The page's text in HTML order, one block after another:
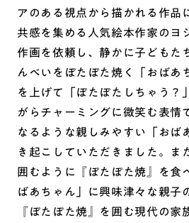
アのある視点から描かれる作品
共感を集める人気絵本作家のヨ
作画を依頼し、静かに子どもた
んべいをぽたぽた焼く「おばあ
を上げて「ぽたぽたしちゃう？
がらチャーミングに微笑む表情
なるような親しみやすい「おば
き起こしていただきました。ま
囲むように『ぽたぽた焼』を食
ばあちゃん」に興味津々な親子
『ぽたぽた焼』を囲む現代の家